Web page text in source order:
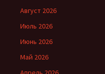
Август 2026
Июль 2026
Июнь 2026
Май 2026